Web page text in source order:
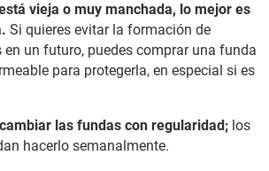
vieja o muy manchada, lo mejor es
Si quieres evitar la formación de
un futuro, puedes comprar una funda
para protegerla, en especial si es
cambiar las fundas con regularidad; los
hacerlo semanalmente.